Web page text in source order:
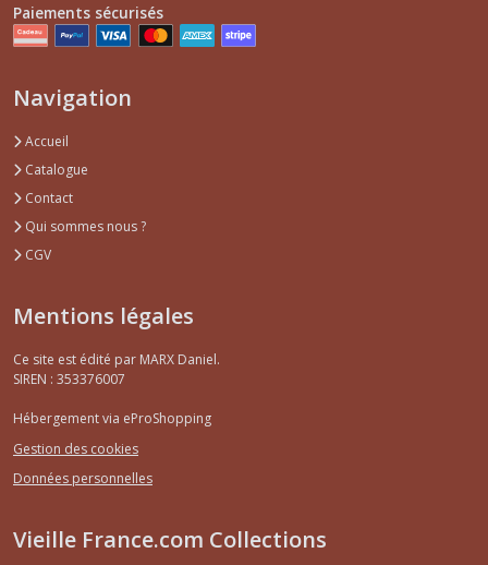
Paiements sécurisés
Navigation
Accueil
Catalogue
Contact
Qui sommes nous ?
CGV
Mentions légales
Ce site est édité par MARX Daniel.
SIREN : 353376007
Hébergement via eProShopping
Gestion des cookies
Données personnelles
Vieille France.com Collections